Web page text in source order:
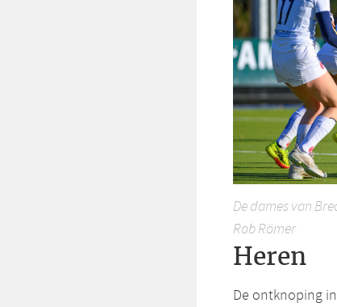
De dames van
Rob Römer
Heren
De ontknoping